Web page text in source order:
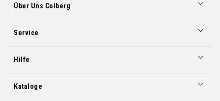
Über Uns Colberg
Service
Hilfe
Kataloge